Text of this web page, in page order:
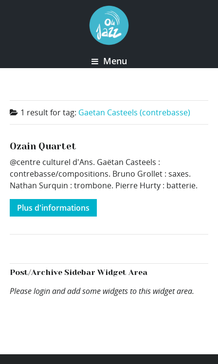
Menu
1 result fortag: Gaetan Casteels (contrebasse)
Ozain Quartet
@centre culturel d'Ans. Gaëtan Casteels :
contrebasse/compositions. Bruno Grollet : saxes.
Nathan Surquin : trombone. Pierre Hurty : batterie.
Plus d'informations
Post/Archive Sidebar Widget Area
Please login and add some widgets to this widget area.